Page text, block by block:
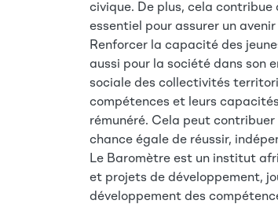
civique. De plus, cela
essentiel pour assurer un
Renforcer la capacité des
aussi pour la société dans son
sociale des collectivités
compétences et leurs
rémunéré. Cela peut
chance égale de réussir,
Le Baromètre est un institut
et projets de développement,
développement des